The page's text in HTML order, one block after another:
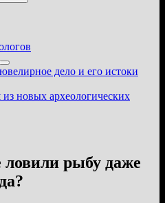
Показать
подменю
дело и его истоки
новых археологических
рыбу даже